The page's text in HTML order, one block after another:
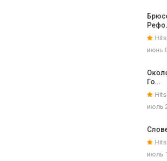
июнь
Го…
июль
июль